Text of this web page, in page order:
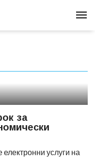
за
услуги на